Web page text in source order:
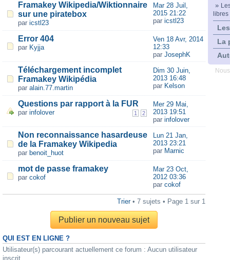
»
libres
La
Framakey Wikipedia/Wiktionnaire
sur une piratebox
par icstl23
Mar 28 Juil,
2015 21:22
par icstl23
Error 404
par Kyjja
Ven 18 Avr, 2014
12:33
par JosephK
Téléchargement incomplet
Framakey Wikipédia
par alain.77.martin
Dim 30 Juin,
2013 16:48
par Kelson
Questions par rapport à la FUR
1 2
par infolover
Mer 29 Mai,
2013 19:51
par infolover
Non reconnaissance hasardeuse
de la Framakey Wikipedia
par benoit_huot
Lun 21 Jan,
2013 23:21
par Marnic
mot de passe framakey
par cokof
Mar 23 Oct,
2012 03:36
par cokof
Trier• 7 sujets • Page 1 sur 1
Publier un nouveau sujet
QUI EST EN LIGNE ?
Utilisateur(s) parcourant actuellement ce forum : Aucun utilisateur
inscrit